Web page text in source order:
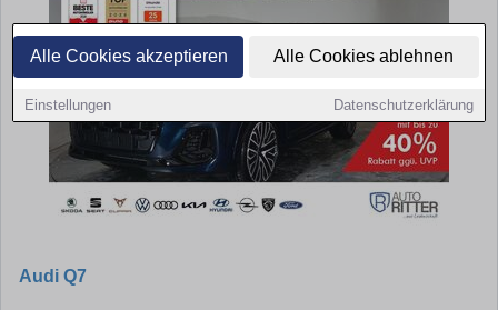
Alle Cookies akzeptieren Alle Cookies ablehnen
Einstellungen Datenschutzerklärung
Audi Q7